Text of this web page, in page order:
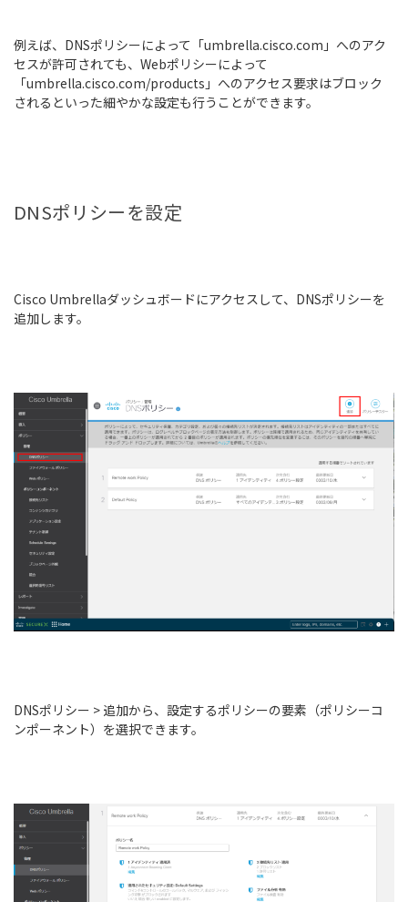
例えば、DNSポリシーによって「umbrella.cisco.com」へのアク
セスが許可されても、Webポリシーによって
「umbrella.cisco.com/products」へのアクセス要求はブロック
されるといった細やかな設定も行うことができます。
DNSポリシーを設定
Cisco Umbrellaダッシュボードにアクセスして、DNSポリシーを
追加します。
DNSポリシー > 追加から、設定するポリシーの要素（ポリシーコ
ンポーネント）を選択できます。